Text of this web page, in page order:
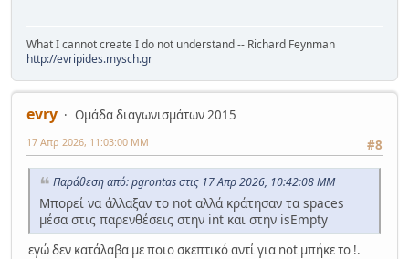
What I cannot create I do not understand -- Richard Feynman
http://evripides.mysch.gr
evry
Ομάδα διαγωνισμάτων 2015
#8
17 Απρ 2026, 11:03:00 ΜΜ
Παράθεση από: pgrontas στις 17 Απρ 2026, 10:42:08 ΜΜ
Μπορεί να άλλαξαν το not αλλά κράτησαν τα spaces
μέσα στις παρενθέσεις στην int και στην isEmpty
εγώ δεν κατάλαβα με ποιο σκεπτικό αντί για not μπήκε το !.